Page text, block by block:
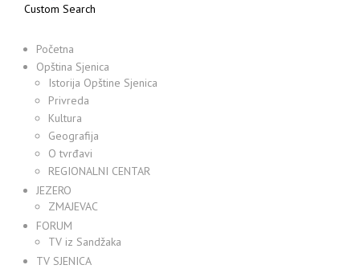
Custom Search
Početna
Opština Sjenica
Istorija Opštine Sjenica
Privreda
Kultura
Geografija
O tvrđavi
REGIONALNI CENTAR
JEZERO
ZMAJEVAC
FORUM
TV iz Sandžaka
TV SJENICA